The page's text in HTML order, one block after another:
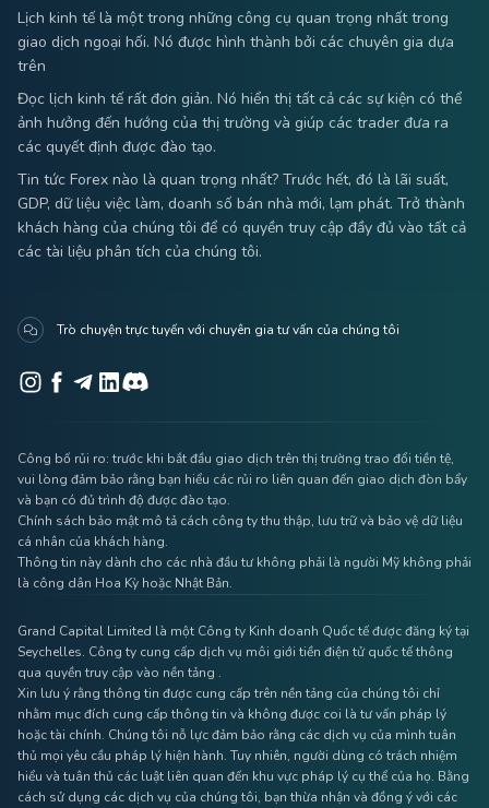
Lịch kinh tế là một trong những công cụ quan trọng nhất trong
giao dịch ngoại hối. Nó được hình thành bởi các chuyên gia dựa
trên
Đọc lịch kinh tế rất đơn giản. Nó hiển thị tất cả các sự kiện có thể
ảnh hưởng đến hướng của thị trường và giúp các trader đưa ra
các quyết định được đào tạo.
Tin tức Forex nào là quan trọng nhất? Trước hết, đó là lãi suất,
GDP, dữ liệu việc làm, doanh số bán nhà mới, lạm phát. Trở thành
khách hàng của chúng tôi để có quyền truy cập đầy đủ vào tất cả
các tài liệu phân tích của chúng tôi.
Trò chuyện trực tuyến với chuyên gia tư vấn của chúng tôi
Công bố rủi ro: trước khi bắt đầu giao dịch trên thị trường trao đổi tiền tệ,
vui lòng đảm bảo rằng bạn hiểu các rủi ro liên quan đến giao dịch đòn bẩy
và bạn có đủ trình độ được đào tạo.
Chính sách bảo mật mô tả cách công ty thu thập, lưu trữ và bảo vệ dữ liệu
cá nhân của khách hàng.
Thông tin này dành cho các nhà đầu tư không phải là người Mỹ không phải
là công dân Hoa Kỳ hoặc Nhật Bản.
Grand Capital Limited là một Công ty Kinh doanh Quốc tế được đăng ký tại
Seychelles. Công ty cung cấp dịch vụ môi giới tiền điện tử quốc tế thông
qua quyền truy cập vào nền tảng .
Xin lưu ý rằng thông tin được cung cấp trên nền tảng của chúng tôi chỉ
nhằm mục đích cung cấp thông tin và không được coi là tư vấn pháp lý
hoặc tài chính. Chúng tôi nỗ lực đảm bảo rằng các dịch vụ của mình tuân
thủ mọi yêu cầu pháp lý hiện hành. Tuy nhiên, người dùng có trách nhiệm
hiểu và tuân thủ các luật liên quan đến khu vực pháp lý cụ thể của họ. Bằng
cách sử dụng các dịch vụ của chúng tôi, bạn thừa nhận và đồng ý với các